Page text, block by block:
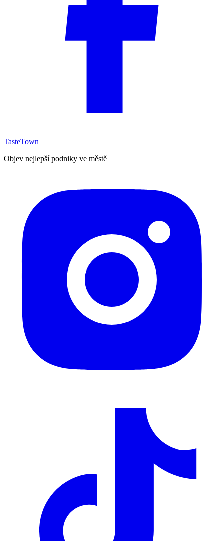
TasteTown
Objev nejlepší podniky ve městě